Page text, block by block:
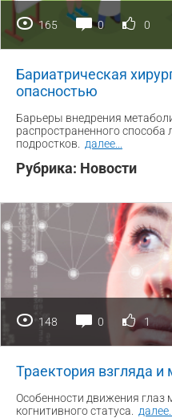
165 0 0
Бариатрическая
опасностью
Барьеры внедрения
распространенного
подростков.
далее
Рубрика: Новости
148 0 1
Траектория взгляда и
Особенности движения глаз
когнитивного статуса.
далее